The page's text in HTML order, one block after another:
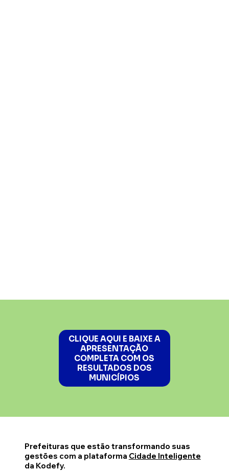
CLIQUE AQUI E BAIXE A
APRESENTAÇÃO
COMPLETA COM OS
RESULTADOS DOS
MUNICÍPIOS
Prefeituras que estão transformando suas
gestões com a plataforma Cidade Inteligente
da Kodefy.